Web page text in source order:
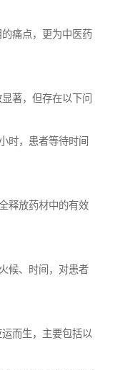
痛点，更为中医药
著，但存在以下问
时，患者等待时间
释放药材中的有效
候、时间，对患者
而生，主要包括以